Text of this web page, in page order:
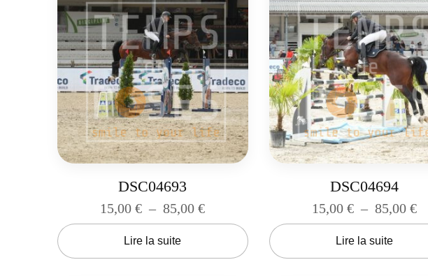
DSC04693
15,00€ – 85,00€
Lire la suite
DSC04694
15,00 € – 85,00 €
Lire la suite